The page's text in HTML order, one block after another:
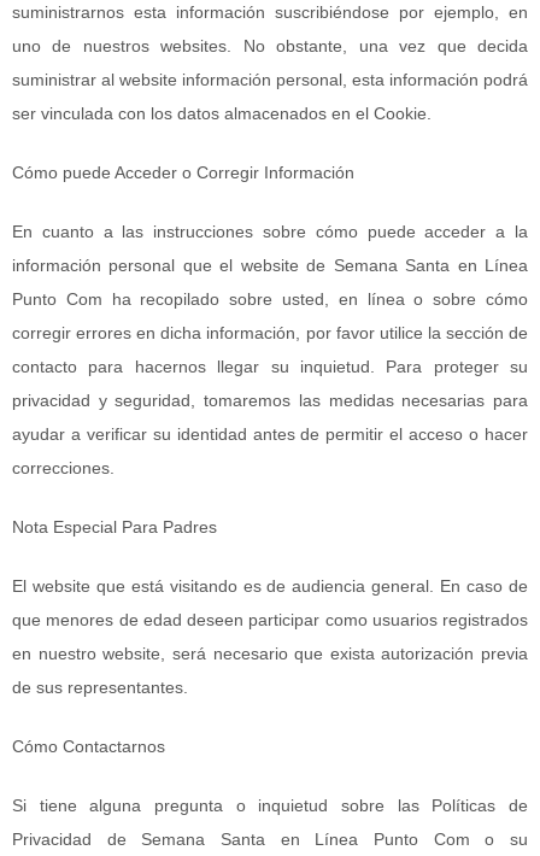
suministrarnos esta información suscribiéndose por ejemplo, en
uno de nuestros websites. No obstante, una vez que decida
suministrar al website información personal, esta información podrá
ser vinculada con los datos almacenados en el Cookie.
Cómo puede Acceder o Corregir Información
En cuanto a las instrucciones sobre cómo puede acceder a la
información personal que el website de Semana Santa en Línea
Punto Com ha recopilado sobre usted, en línea o sobre cómo
corregir errores en dicha información, por favor utilice la sección de
contacto para hacernos llegar su inquietud. Para proteger su
privacidad y seguridad, tomaremos las medidas necesarias para
ayudar a verificar su identidad antes de permitir el acceso o hacer
correcciones.
Nota Especial Para Padres
El website que está visitando es de audiencia general. En caso de
que menores de edad deseen participar como usuarios registrados
en nuestro website, será necesario que exista autorización previa
de sus representantes.
Cómo Contactarnos
Si tiene alguna pregunta o inquietud sobre las Políticas de
Privacidad de Semana Santa en Línea Punto Com o su